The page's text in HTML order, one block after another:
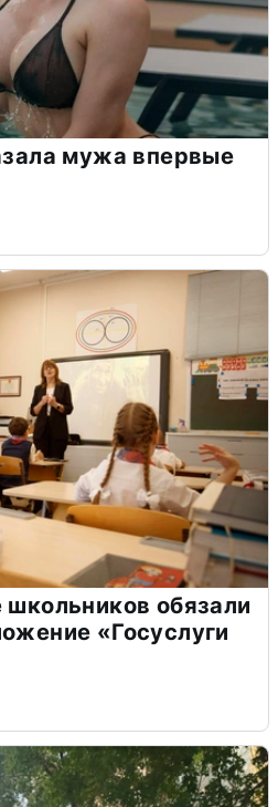
мужа впервые
школьников обязали
«Госуслуги